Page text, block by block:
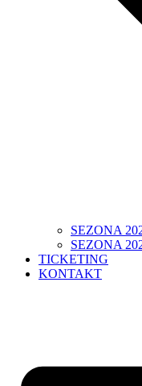
SEZONA
SEZONA
TICKETING
KONTAKT